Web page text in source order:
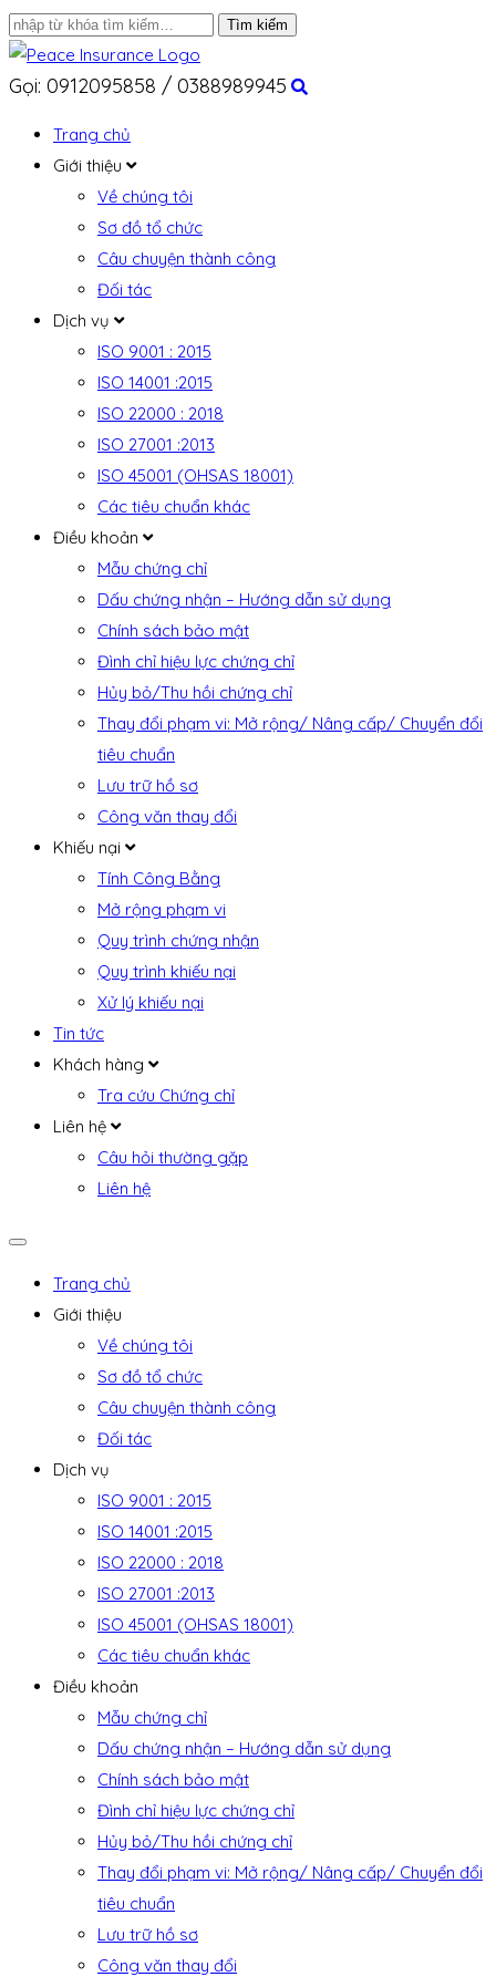
Gọi: 0912095858 / 0388989945
Trang chủ
Giới thiệu
Về chúng tôi
Sơ đồ tổ chức
Câu chuyện thành công
Đối tác
Dịch vụ
ISO 9001 : 2015
ISO 14001 :2015
ISO 22000 : 2018
ISO 27001 :2013
ISO 45001 (OHSAS 18001)
Các tiêu chuẩn khác
Điều khoản
Mẫu chứng chỉ
Dấu chứng nhận – Hướng dẫn sử dụng
Chính sách bảo mật
Đình chỉ hiệu lực chứng chỉ
Hủy bỏ/Thu hồi chứng chỉ
Thay đổi phạm vi: Mở rộng/ Nâng cấp/ Chuyển đổi
tiêu chuẩn
Lưu trữ hồ sơ
Công văn thay đổi
Khiếu nại
Tính Công Bằng
Mở rộng phạm vi
Quy trình chứng nhận
Quy trình khiếu nại
Xử lý khiếu nại
Tin tức
Khách hàng
Tra cứu Chứng chỉ
Liên hệ
Câu hỏi thường gặp
Liên hệ
Trang chủ
Giới thiệu
Về chúng tôi
Sơ đồ tổ chức
Câu chuyện thành công
Đối tác
Dịch vụ
ISO 9001 : 2015
ISO 14001 :2015
ISO 22000 : 2018
ISO 27001 :2013
ISO 45001 (OHSAS 18001)
Các tiêu chuẩn khác
Điều khoản
Mẫu chứng chỉ
Dấu chứng nhận – Hướng dẫn sử dụng
Chính sách bảo mật
Đình chỉ hiệu lực chứng chỉ
Hủy bỏ/Thu hồi chứng chỉ
Thay đổi phạm vi: Mở rộng/ Nâng cấp/ Chuyển đổi
tiêu chuẩn
Lưu trữ hồ sơ
Công văn thay đổi